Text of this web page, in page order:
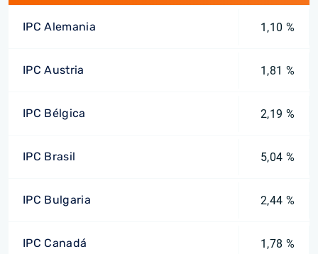
IPC Alemania 1,10 %
IPC Austria 1,81 %
IPC Bélgica 2,19 %
IPC Brasil 5,04 %
IPC Bulgaria 2,44 %
IPC Canadá 1,78 %